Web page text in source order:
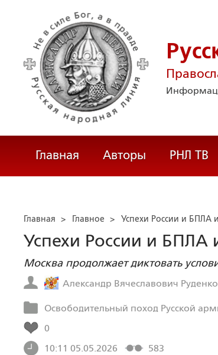
Главная Авторы РНЛ ТВ
Главная > Главное > Успехи России и БПЛА
Успехи России и БПЛА
Москва продолжает диктовать
Александр Вячеславович Руденко
Освободительный поход Русской
0
10:11 05.05.2026
583